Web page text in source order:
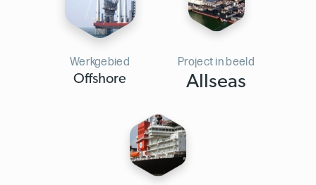
Werkgebied
Offshore
Project in beeld
Allseas